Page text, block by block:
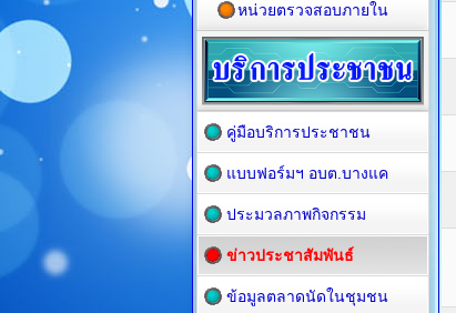
หน่วยตรวจสอบภายใน
คู่มือบริการประชาชน
แบบฟอร์มฯ อบต.บางแค
ประมวลภาพกิจกรรม
ข่าวประชาสัมพันธ์
ข้อมูลตลาดนัดในชุมชน